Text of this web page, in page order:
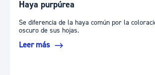
Haya purpúrea
Se diferencia de la haya común por la
oscuro de sus hojas.
Leer más